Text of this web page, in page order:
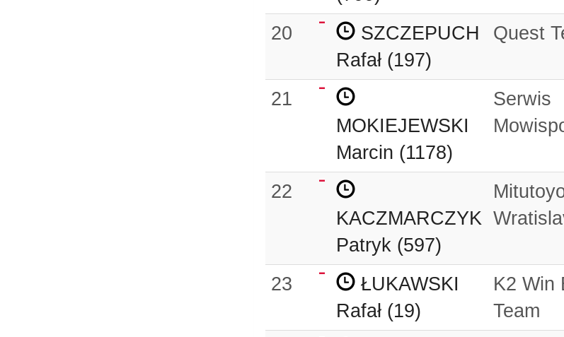
20
SZCZEPUCH
Rafał (197)
Quest
21
MOKIEJEWSKI
Marcin (1178)
Serwis
22
KACZMARCZYK
Patryk (597)
23
ŁUKAWSKI
Rafał (19)
K2 Win
Team